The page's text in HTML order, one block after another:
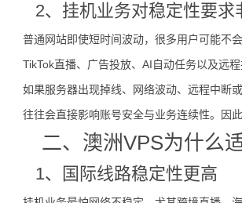
2、挂机业务对稳定性要求
普通网站即使短时间波动，很多用户可能不
TikTok直播、广告投放、AI自动任务以及远程
如果服务器出现掉线、网络波动、远程中断或
往往会直接影响账号安全与业务连续性。因
二、澳洲VPS为什么
1、国际线路稳定性更高